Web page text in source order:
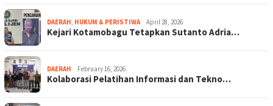
DAERAH, HUKUM & PERISTIWA April 28, 2026
Kejari Kotamobagu Tetapkan Sutanto Adria…
DAERAH February 16, 2026
Kolaborasi Pelatihan Informasi dan Tekno…